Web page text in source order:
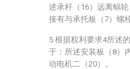
述承杆（16）远离蜗
接有与承托板（7）螺
5.根据权利要求4所述
于：所述安装板（8）
动电机二（20）。